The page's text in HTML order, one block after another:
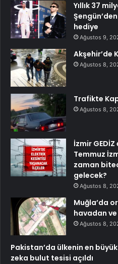
Yıllık 37
hediye
Ağustos 9,
Akşehir’de
Ağustos 8,
Trafikte
Ağustos 8,
İzmir
Temmuz
zaman
gelecek?
Ağustos 8,
Muğla’da
havadan
Ağustos 8,
Pakistan’da ülkenin en
zeka bulut tesisi açıldı